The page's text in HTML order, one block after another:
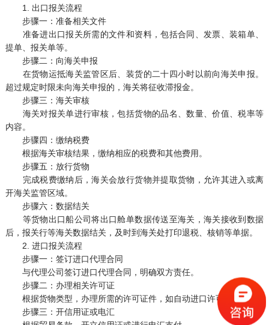
1. 出口报关流程
步骤一：准备相关文件
准备进出口报关所需的文件和资料，包括合同、发票、装箱单、
提单、报关单等。
步骤二：向海关申报
在货物运抵海关监管区后、装货的二十四小时以前向海关申报。
超过规定时限未向海关申报的，海关将征收滞报金。
步骤三：海关审核
海关对报关单进行审核，包括货物的品名、数量、价值、税率等
内容。
步骤四：缴纳税费
根据海关审核结果，缴纳相应的税费和其他费用。
步骤五：放行货物
完成税费缴纳后，海关会放行货物并提取货物，允许其进入或离
开海关监管区域。
步骤六：数据结关
等货物出口船公司将出口舱单数据传送至海关，海关接收到数据
后，报关行等海关数据结关，及时到海关处打印退税、核销等单据。
2. 进口报关流程
步骤一：签订进口代理合同
与代理公司签订进口代理合同，明确双方责任。
步骤二：办理相关许可证
根据货物类型，办理所需的许可证件，如自动进口许可证等。
步骤三：开信用证或电汇